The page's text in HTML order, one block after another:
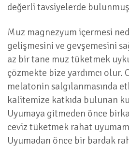
değerli tavsiyelerde
Muz magnezyum içermesi
gelişmesini ve gevşemesini
az bir tane muz tüketmek
çözmekte bize yardımcı olur.
melatonin salgılanmasında
kalitemize katkıda bulunan
Uyumaya gitmeden önce
ceviz tüketmek rahat
Uyumadan önce bir bardak